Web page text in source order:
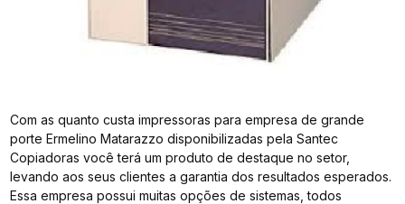
Com as quanto custa impressoras para empresa de grande
porte Ermelino Matarazzo disponibilizadas pela Santec
Copiadoras você terá um produto de destaque no setor,
levando aos seus clientes a garantia dos resultados esperados.
Essa empresa possui muitas opções de sistemas, todos